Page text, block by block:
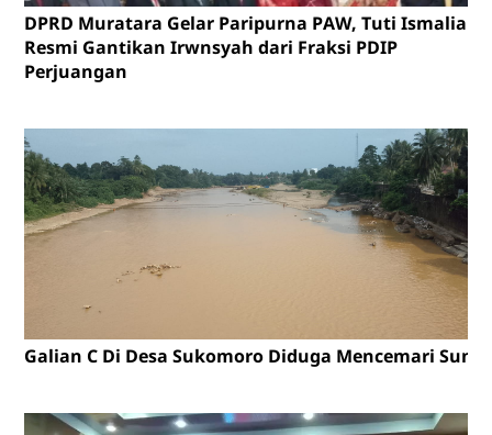
DPRD Muratara Gelar Paripurna PAW, Tuti Ismalia
Resmi Gantikan Irwnsyah dari Fraksi PDIP
Perjuangan
Galian C Di Desa Sukomoro Diduga Mencemari